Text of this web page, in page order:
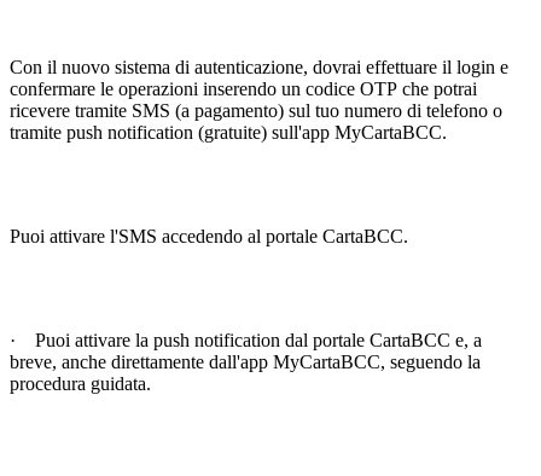
Con il nuovo sistema di autenticazione, dovrai effettuare il login e
confermare le operazioni inserendo un codice OTP che potrai
ricevere tramite SMS (a pagamento) sul tuo numero di telefono o
tramite push notification (gratuite) sull'app MyCartaBCC.
Puoi attivare l'SMS accedendo al portale CartaBCC.
· Puoi attivare la push notification dal portale CartaBCC e, a
breve, anche direttamente dall'app MyCartaBCC, seguendo la
procedura guidata.